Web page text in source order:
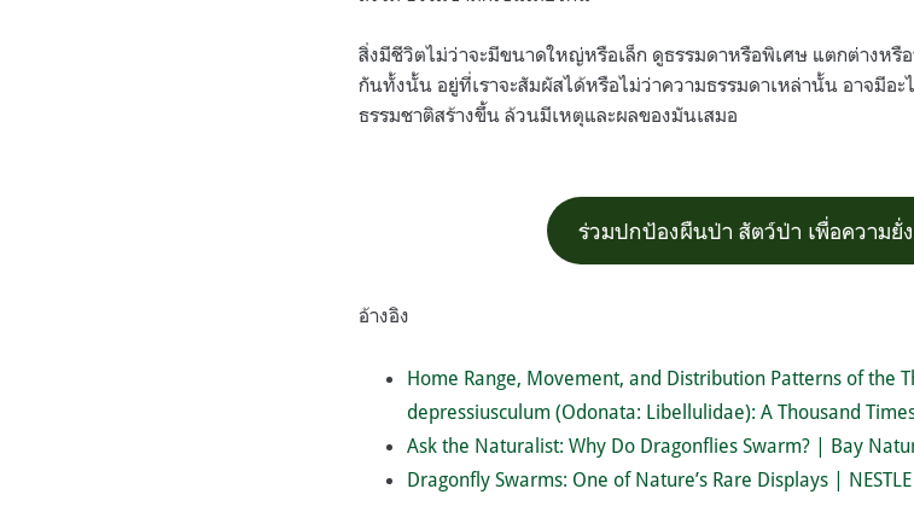
สิ่งมีชีวิตไม่ว่าจะมีขนาดใหญ่หรือเล็ก ดูธรรมดาหรือพิเศษ แตกต่างห
กันทั้งนั้น อยู่ที่เราจะสัมผัสได้หรือไม่ว่าความธรรมดาเหล่านั้น อาจมีอ
ธรรมชาติสร้างขึ้น ล้วนมีเหตุและผลของมันเสมอ
ร่วมปกป้องผืนป่า สัตว์ป่า เพื่อความยั่
อ้างอิง
Home Range, Movement, and Distribution Patterns of the
depressiusculum (Odonata: Libellulidae): A Thousand
Ask the Naturalist: Why Do Dragonflies Swarm? | Bay
Dragonfly Swarms: One of Nature’s Rare Displays | NESTLE